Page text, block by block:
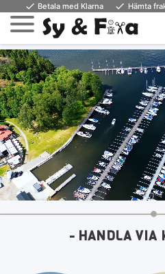
Meny
done Betala med Klarna done Hämta
- HANDLA VIA